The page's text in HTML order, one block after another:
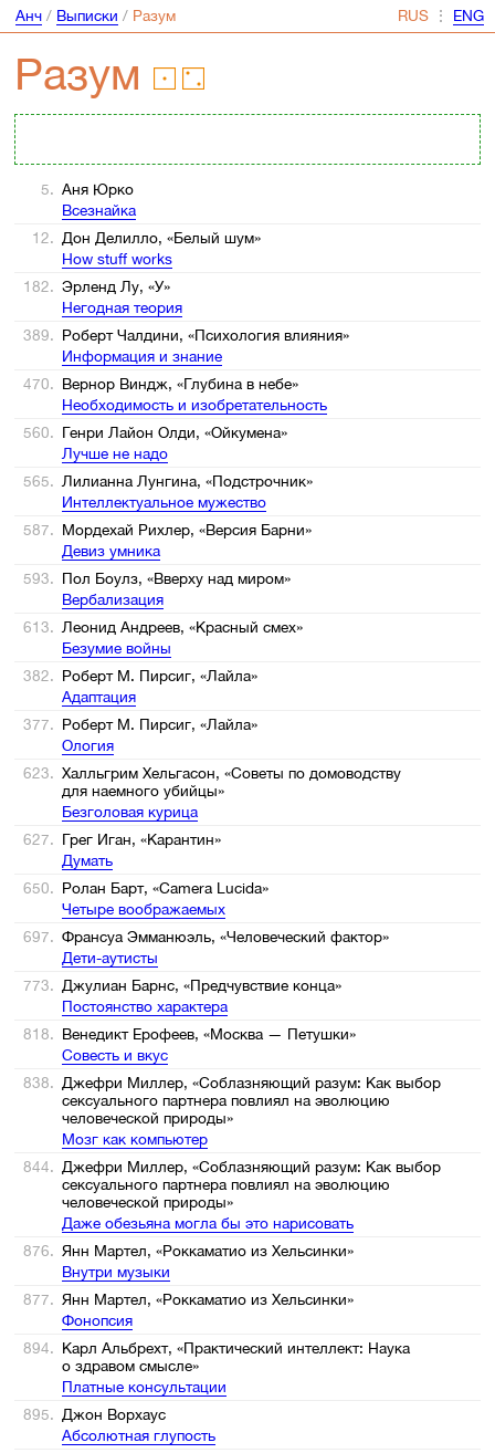
Анч/ Выписки / Разум ⋮
Разум
5. Аня Юрко
Всезнайка
12. Дон Делилло, «Белый шум»
How stuff works
182. Эрленд Лу, «У»
Негодная теория
389. Роберт Чалдини, «Психология влияния»
Информация и знание
470. Вернор Виндж, «Глубина в небе»
Необходимость и изобретательность
560. Генри Лайон Олди, «Ойкумена»
Лучше не надо
565. Лилианна Лунгина, «Подстрочник»
Интеллектуальное мужество
587. Мордехай Рихлер, «Версия Барни»
Девиз умника
593. Пол Боулз, «Вверху над миром»
Вербализация
613. Леонид Андреев, «Красный смех»
Безумие войны
382. Роберт М. Пирсиг, «Лайла»
Адаптация
377. Роберт М. Пирсиг, «Лайла»
Ология
623. Халльгрим Хельгасон, «Советы по домоводству
для наемного убийцы»
Безголовая курица
627. Грег Иган, «Карантин»
Думать
650. Ролан Барт, «Camera Lucida»
Четыре воображаемых
697. Франсуа Эмманюэль, «Человеческий фактор»
Дети-аутисты
773. Джулиан Барнс, «Предчувствие конца»
Постоянство характера
818. Венедикт Ерофеев, «Москва — Петушки»
Совесть и вкус
838. Джефри Миллер, «Соблазняющий разум: Как выбор
сексуального партнера повлиял на эволюцию
человеческой природы»
Мозг как компьютер
844. Джефри Миллер, «Соблазняющий разум: Как выбор
сексуального партнера повлиял на эволюцию
человеческой природы»
Даже обезьяна могла бы это нарисовать
876. Янн Мартел, «Роккаматио из Хельсинки»
Внутри музыки
877. Янн Мартел, «Роккаматио из Хельсинки»
Фонопсия
894. Карл Альбрехт, «Практический интеллект: Наука
о здравом смысле»
Платные консультации
895. Джон Ворхаус
Абсолютная глупость